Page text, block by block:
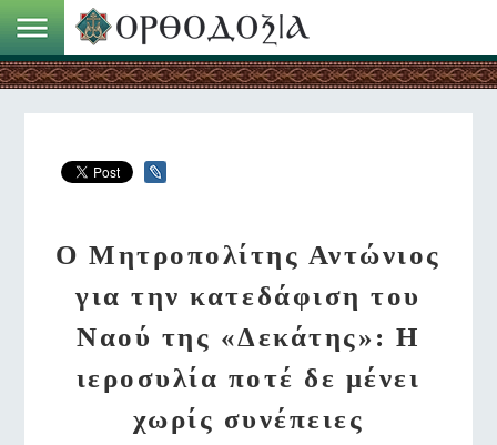
Ο Μητροπολίτης Αντώνιος
για την κατεδάφιση του
Ναού της «Δεκάτης»: Η
ιεροσυλία ποτέ δε μένει
χωρίς συνέπειες